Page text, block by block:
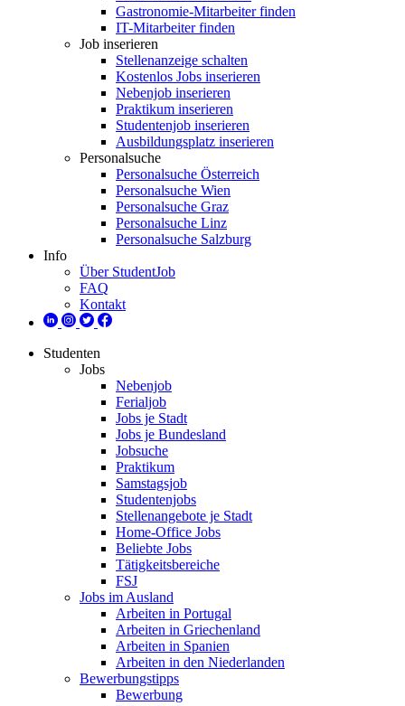
Gastronomie-Mitarbeiter finden
IT-Mitarbeiter finden
Job inserieren
Stellenanzeige schalten
Kostenlos Jobs inserieren
Nebenjob inserieren
Praktikum inserieren
Studentenjob inserieren
Ausbildungsplatz inserieren
Personalsuche
Personalsuche Österreich
Personalsuche Wien
Personalsuche Graz
Personalsuche Linz
Personalsuche Salzburg
Info
Über StudentJob
FAQ
Kontakt
Studenten
Jobs
Nebenjob
Ferialjob
Jobs je Stadt
Jobs je Bundesland
Jobsuche
Praktikum
Samstagsjob
Studentenjobs
Stellenangebote je Stadt
Home-Office Jobs
Beliebte Jobs
Tätigkeitsbereiche
FSJ
Jobs im Ausland
Arbeiten in Portugal
Arbeiten in Griechenland
Arbeiten in Spanien
Arbeiten in den Niederlanden
Bewerbungstipps
Bewerbung